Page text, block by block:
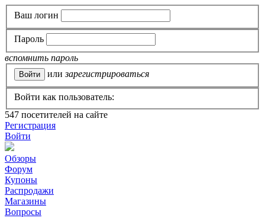
Ваш логин
Пароль
вспомнить пароль
или зарегистрироваться
Войти как пользователь:
547 посетителей на сайте
Регистрация
Войти
Обзоры
Форум
Купоны
Распродажи
Магазины
Вопросы